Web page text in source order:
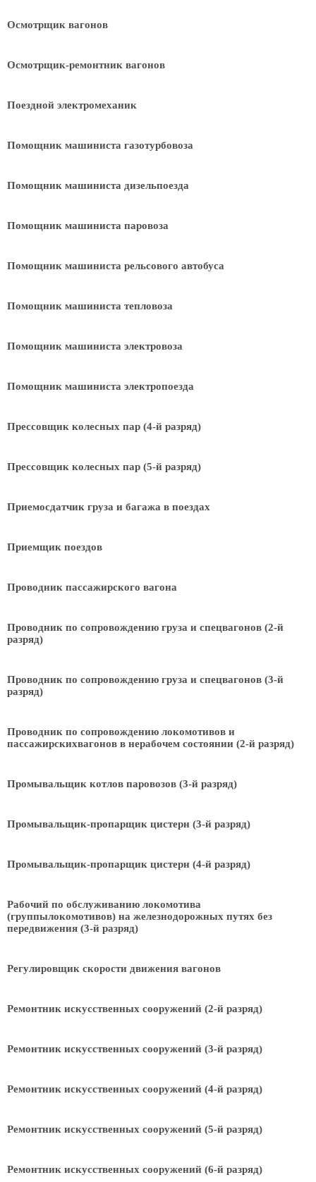
Осмотрщик вагонов
Осмотрщик-ремонтник вагонов
Поездной электромеханик
Помощник машиниста газотурбовоза
Помощник машиниста дизельпоезда
Помощник машиниста паровоза
Помощник машиниста рельсового автобуса
Помощник машиниста тепловоза
Помощник машиниста электровоза
Помощник машиниста электропоезда
Прессовщик колесных пар (4-й разряд)
Прессовщик колесных пар (5-й разряд)
Приемосдатчик груза и багажа в поездах
Приемщик поездов
Проводник пассажирского вагона
Проводник по сопровождению груза и спецвагонов (2-й
разряд)
Проводник по сопровождению груза и спецвагонов (3-й
разряд)
Проводник по сопровождению локомотивов и
пассажирскихвагонов в нерабочем состоянии (2-й разряд)
Промывальщик котлов паровозов (3-й разряд)
Промывальщик-пропарщик цистерн (3-й разряд)
Промывальщик-пропарщик цистерн (4-й разряд)
Рабочий по обслуживанию локомотива
(группылокомотивов) на железнодорожных путях без
передвижения (3-й разряд)
Регулировщик скорости движения вагонов
Ремонтник искусственных сооружений (2-й разряд)
Ремонтник искусственных сооружений (3-й разряд)
Ремонтник искусственных сооружений (4-й разряд)
Ремонтник искусственных сооружений (5-й разряд)
Ремонтник искусственных сооружений (6-й разряд)